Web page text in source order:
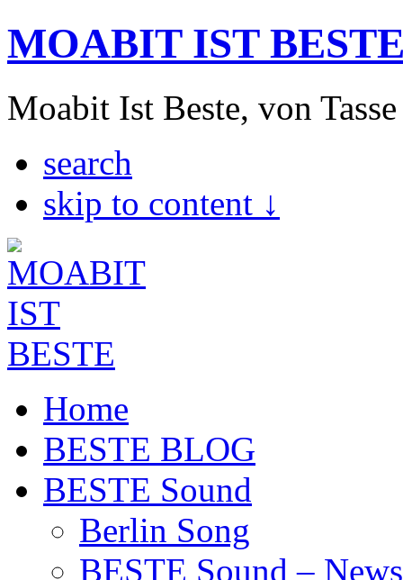
MOABIT IST
Moabit Ist Beste, von
search
skip to content ↓
Home
BESTE BLOG
BESTE Sound
Berlin Song
BESTE Sound –